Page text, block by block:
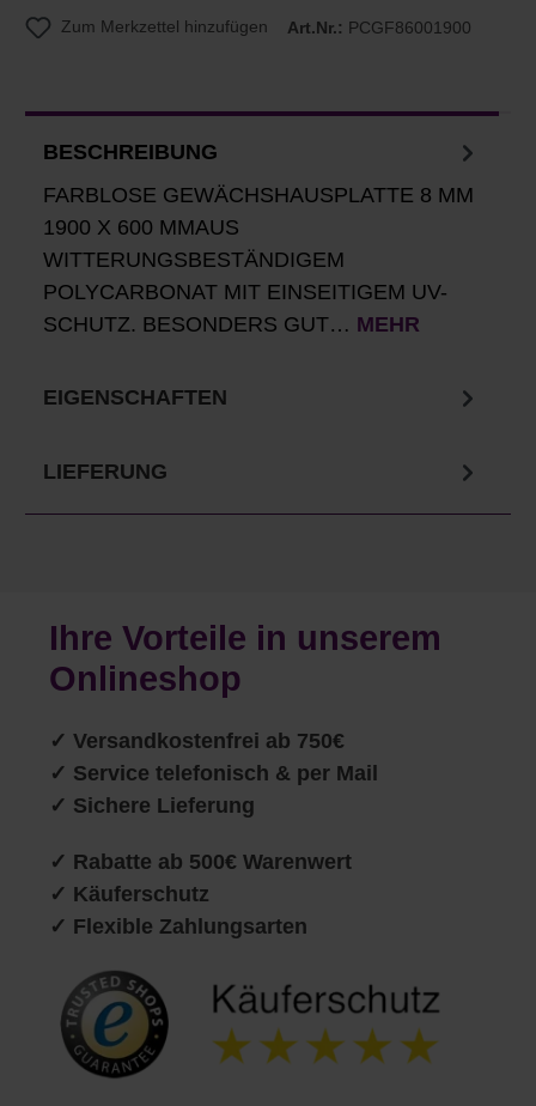
Zum Merkzettel hinzufügen Art.Nr.: PCGF86001900
BESCHREIBUNG
FARBLOSE GEWÄCHSHAUSPLATTE 8 MM
1900 X 600 MMAUS
WITTERUNGSBESTÄNDIGEM
POLYCARBONAT MIT EINSEITIGEM UV-
SCHUTZ. BESONDERS GUT… MEHR
EIGENSCHAFTEN
LIEFERUNG
Ihre Vorteile in unserem
Onlineshop
✓ Versandkostenfrei ab 750€
✓ Service telefonisch & per Mail
✓ Sichere Lieferung
✓ Rabatte ab 500€ Warenwert
✓ Käuferschutz
✓ Flexible Zahlungsarten